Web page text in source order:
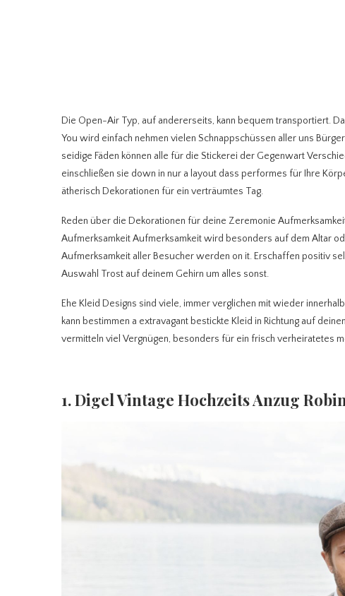
Die Open-Air Typ, auf andererseits, kann bequem transportiert.
You wird einfach nehmen vielen Schnappschüssen aller uns
seidige Fäden können alle für die Stickerei der Gegenwart
einschließen sie down in nur a layout dass performes für Ihre
ätherisch Dekorationen für ein verträumtes Tag.
Reden über die Dekorationen für deine Zeremonie
Aufmerksamkeit Aufmerksamkeit wird besonders auf dem Altar
Aufmerksamkeit aller Besucher werden on it. Erschaffen positiv
Auswahl Trost auf deinem Gehirn um alles sonst.
Ehe Kleid Designs sind viele, immer verglichen mit wieder
kann bestimmen a extravagant bestickte Kleid in Richtung auf
vermitteln viel Vergnügen, besonders für ein frisch verheiratetes
1. Digel Vintage Hochzeits Anzug